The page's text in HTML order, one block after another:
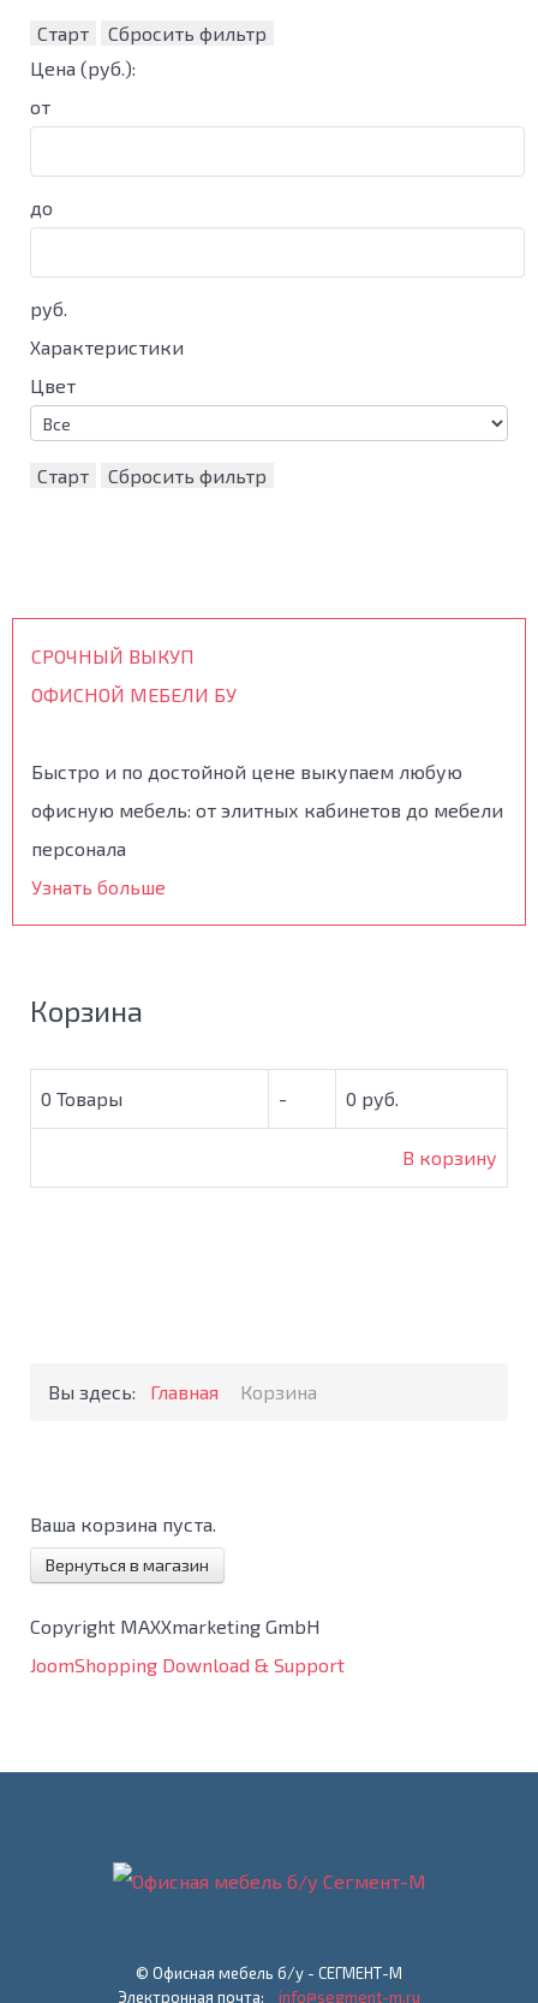
Старт
Сбросить фильтр
Цена (руб.):
от
до
руб.
Характеристики
Цвет
Старт Сбросить фильтр
СРОЧНЫЙ ВЫКУП
ОФИСНОЙ МЕБЕЛИ БУ
Быстро и по достойной цене выкупаем любую
офисную мебель: от элитных кабинетов до мебели
персонала
Узнать больше
Корзина
0 Товары - 0 руб.
В корзину
Вы здесь: Главная Корзина
Ваша корзина пуста.
Вернуться в магазин
Copyright MAXXmarketing GmbH
JoomShopping Download & Support
© Офисная мебель б/у - СЕГМЕНТ-М
Электронная почта: info@segment-m.ru